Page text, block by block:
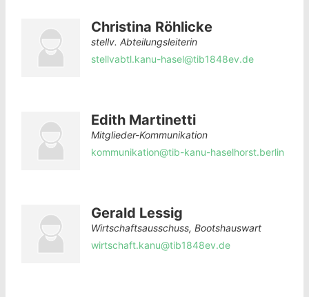
Christina Röhlicke
stellv. Abteilungsleiterin
stellvabtl.kanu-hasel@tib1848ev.de
Edith Martinetti
Mitglieder-Kommunikation
kommunikation@tib-kanu-haselhorst.berlin
Gerald Lessig
Wirtschaftsausschuss, Bootshauswart
wirtschaft.kanu@tib1848ev.de